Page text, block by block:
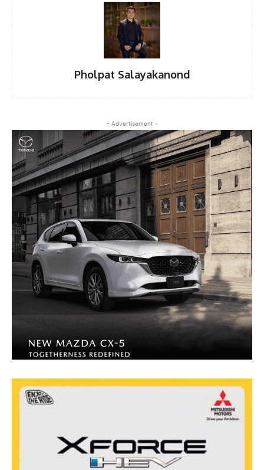
Pholpat Salayakanond
- Advertisement -